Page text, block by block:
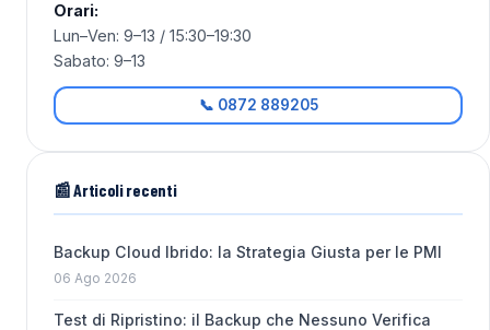
Orari:
Lun–Ven: 9–13 / 15:30–19:30
Sabato: 9–13
📞 0872 889205
📰 Articoli recenti
Backup Cloud Ibrido: la Strategia Giusta per le PMI
06 Ago 2026
Test di Ripristino: il Backup che Nessuno Verifica